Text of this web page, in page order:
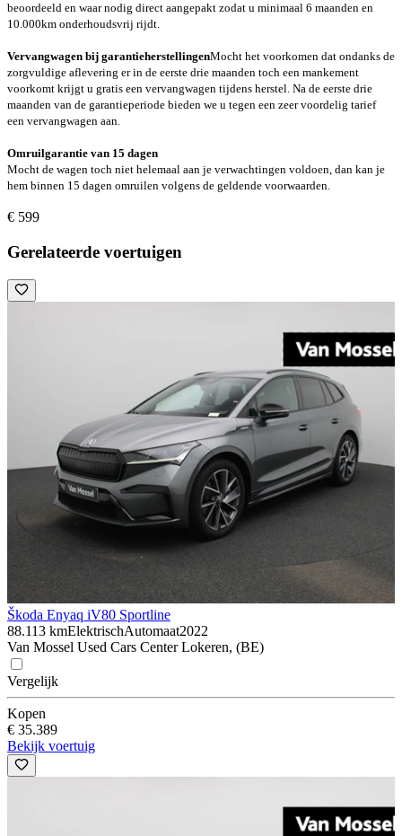
beoordeeld en waar nodig direct aangepakt zodat u minimaal 6 maanden en
10.000km onderhoudsvrij rijdt.
Vervangwagen bij garantieherstellingenMocht het voorkomen dat ondanks de
zorgvuldige aflevering er in de eerste drie maanden toch een mankement
voorkomt krijgt u gratis een vervangwagen tijdens herstel. Na de eerste drie
maanden van de garantieperiode bieden we u tegen een zeer voordelig tarief
een vervangwagen aan.
Omruilgarantie van 15 dagen
Mocht de wagen toch niet helemaal aan je verwachtingen voldoen, dan kan je
hem binnen 15 dagen omruilen volgens de geldende voorwaarden.
€ 599
Gerelateerde voertuigen
Škoda Enyaq iV80 Sportline
88.113 kmElektrischAutomaat2022
Van Mossel Used Cars Center Lokeren, (BE)
Vergelijk
Kopen
€ 35.389
Bekijk voertuig